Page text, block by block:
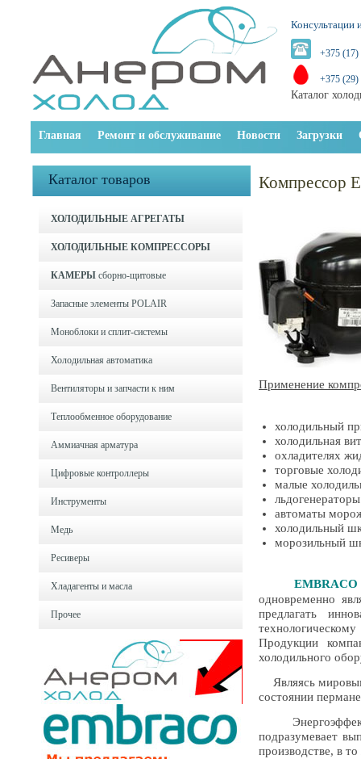
Консультации
+375 (17)
+375 (29)
Каталог
Главная Ремонт и обслуживание Новости Загрузки
Каталог товаров
ХОЛОДИЛЬНЫЕ АГРЕГАТЫ
ХОЛОДИЛЬНЫЕ КОМПРЕССОРЫ
КАМЕРЫ сборно-щитовые
Запасные элементы POLAIR
Моноблоки и cплит-системы
Холодильная автоматика
Вентиляторы и запчасти к ним
Теплообменное оборудование
Аммиачная арматура
Цифровые контроллеры
Инструменты
Медь
Ресиверы
Хладагенты и масла
Прочее
Компрессор
Применение
холодильный
холодильная
охладителях
торговые
малые
льдогенераторы
автоматы
холодильный
морозильный
EMBRACO
одновременно
предлагать
Продукции
холодильного
Являясь
состоянии
подразумевает
производстве, в